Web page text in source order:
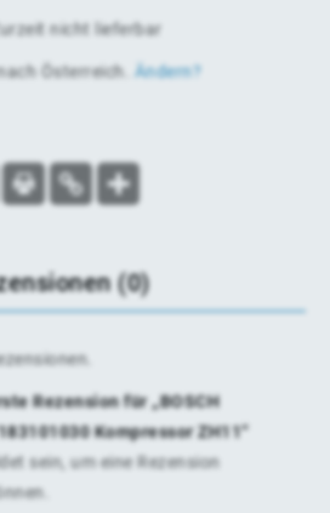
Zurzeit nicht lieferbar
Österreich Ändern?
(0)
Rezension für „BOSCH
Kompressor ZH11“
sein, um eine Rezension